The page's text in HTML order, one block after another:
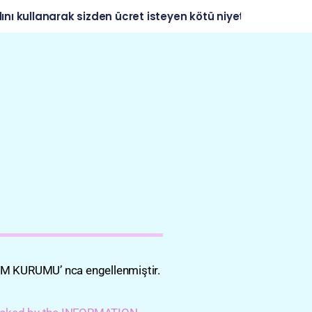
sizden ücret isteyen kötü niyetli aramalara
KURUMU’ nca engellenmiştir.